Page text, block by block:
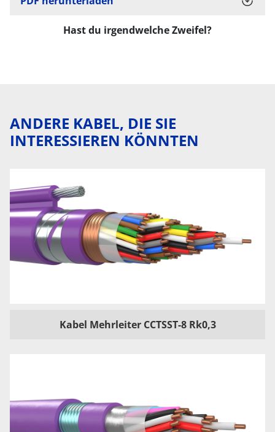
Hast du irgendwelche Zweifel?
ANDERE KABEL, DIE SIE
INTERESSIEREN KÖNNTEN
Kabel Mehrleiter CCTSST-8 Rk0,3